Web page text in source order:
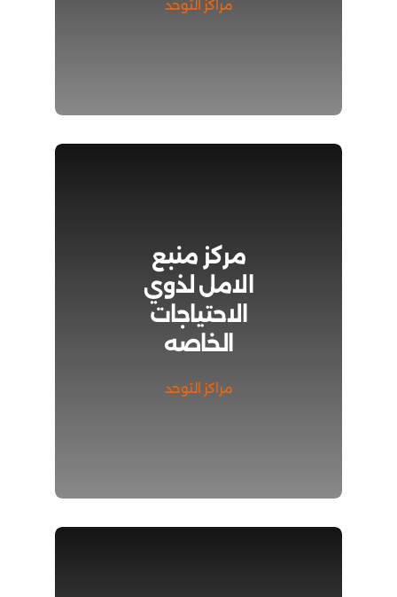
مراكز التوحد
مركز منبع
الامل لذوي
الاحتياجات
الخاصه
مراكز التوحد